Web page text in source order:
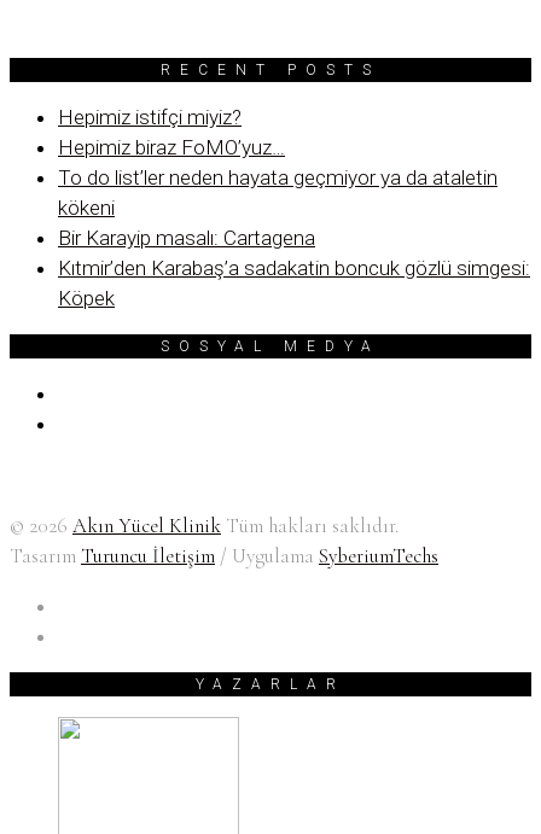
RECENT POSTS
Hepimiz istifçi miyiz?
Hepimiz biraz FoMO’yuz…
To do list’ler neden hayata geçmiyor ya da ataletin
kökeni
Bir Karayip masalı: Cartagena
Kıtmir’den Karabaş’a sadakatin boncuk gözlü simgesi:
Köpek
SOSYAL MEDYA
© 2026 Akın Yücel Klinik Tüm hakları saklıdır.
Tasarım Turuncu İletişim / Uygulama SyberiumTechs
YAZARLAR